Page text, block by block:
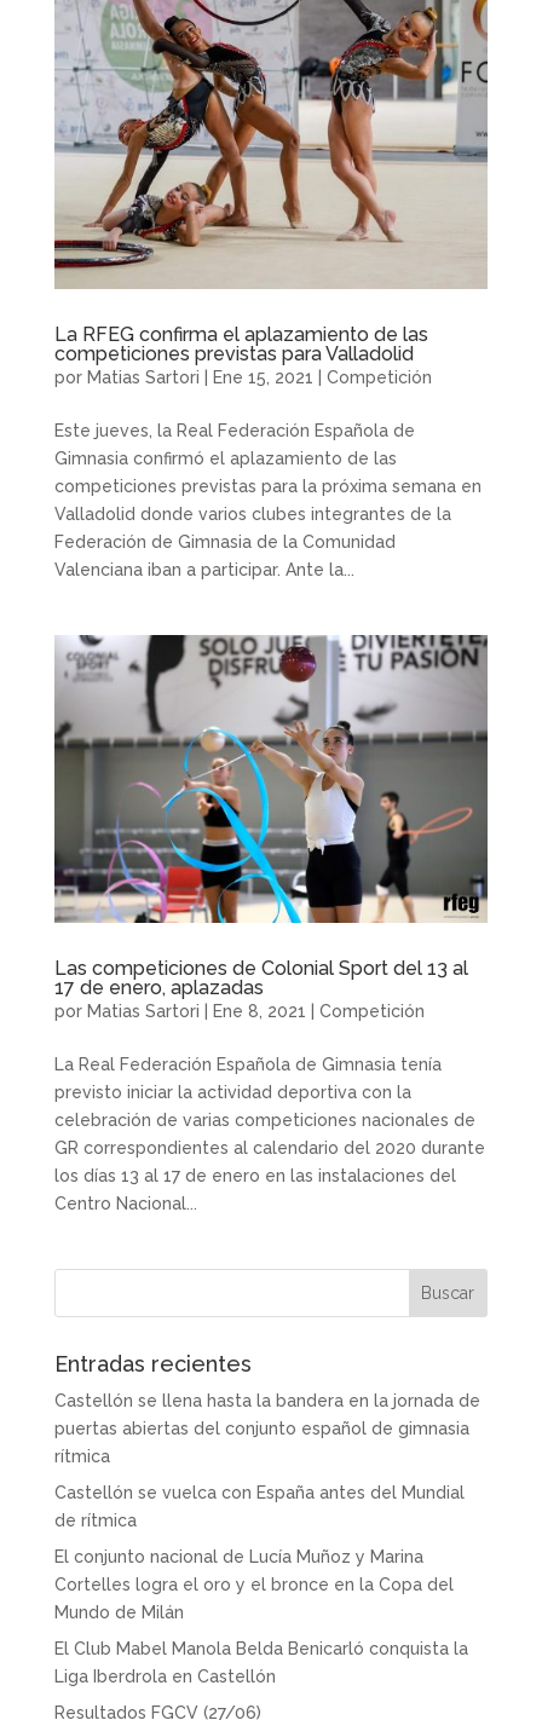
La RFEG confirma el aplazamiento de las
competiciones previstas para Valladolid
por Matias Sartori | Ene 15, 2021 | Competición
Este jueves, la Real Federación Española de
Gimnasia confirmó el aplazamiento de las
competiciones previstas para la próxima semana en
Valladolid donde varios clubes integrantes de la
Federación de Gimnasia de la Comunidad
Valenciana iban a participar. Ante la...
Las competiciones de Colonial Sport del 13 al
17 de enero, aplazadas
por Matias Sartori Ene 8, 2021 Competición
La Real Federación Española de Gimnasia tenía
previsto iniciar la actividad deportiva con la
celebración de varias competiciones nacionales de
GR correspondientes al calendario del 2020 durante
los días 13 al 17 de enero en las instalaciones del
Centro Nacional...
Entradas recientes
Castellón se llena hasta la bandera en la jornada de
puertas abiertas del conjunto español de gimnasia
rítmica
Castellón se vuelca con España antes del Mundial
de rítmica
El conjunto nacional de Lucía Muñoz y Marina
Cortelles logra el oro y el bronce en la Copa del
Mundo de Milán
El Club Mabel Manola Belda Benicarló conquista la
Liga Iberdrola en Castellón
Resultados FGCV (27/06)